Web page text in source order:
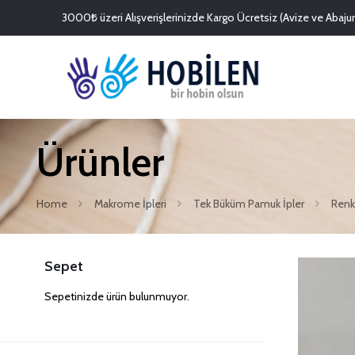
3000₺ üzeri Alışverişlerinizde Kargo Ücretsiz (Avize ve
Ürünler
Home Makrome İpleri Tek Büküm Pamuk İpler
Sepet
Sepetinizde ürün bulunmuyor.